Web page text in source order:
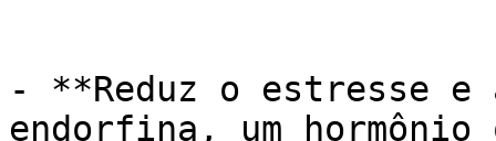
- **Reduz o estresse e
endorfina, um hormônio